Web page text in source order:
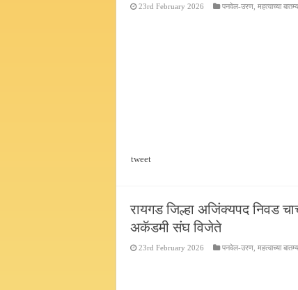
23rd February 2026 पनवेल-उरण महत्वाच्या
tweet
रायगड जिल्हा अजिंक्यपद निवड
अकॅडमी संघ विजेते
23rd February 2026 पनवेल-उरण महत्वाच्या